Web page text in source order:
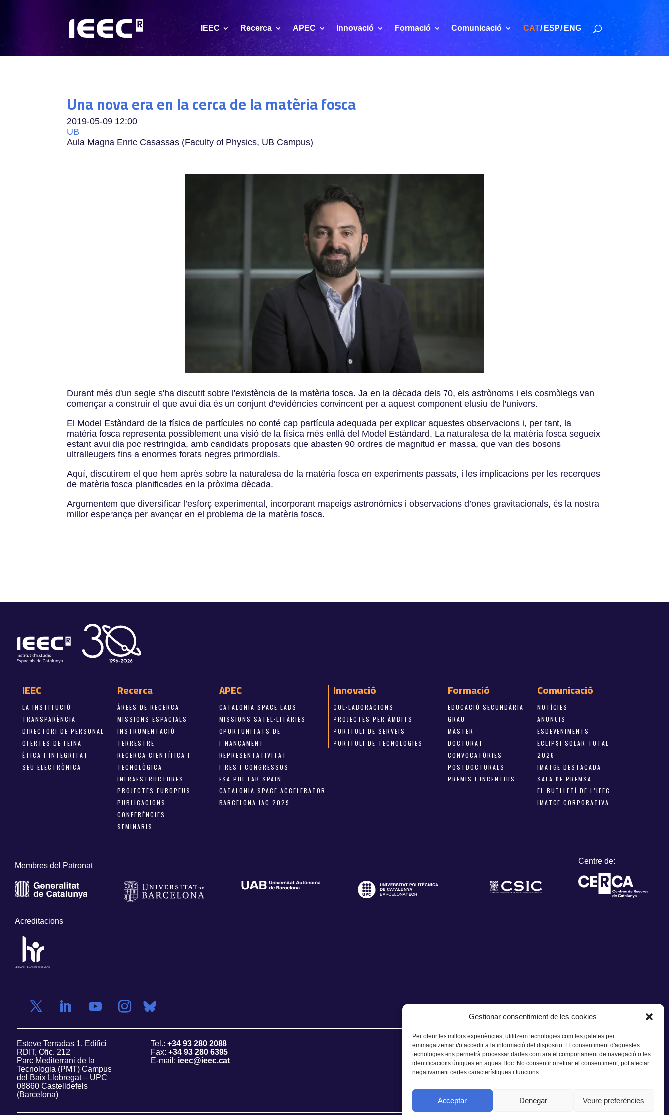
Gestionar consentimient de les cookies
Per oferir les millors experiències, utilitzem tecnologies com les galetes per
emmagatzemar i/o accedir a la informació del dispositiu. El consentiment d'aquestes
tecnologies ens permetrà processar dades com ara el comportament de navegació o les
identificacions úniques en aquest lloc. No consentir o retirar el consentiment, pot afectar
negativament certes característiques i funcions.
Acceptar Denegar Veure preferències
IEEC Recerca APEC Innovació Formació Comunicació CAT ESP ENG
Una nova era en la cerca de la matèria fosca
2019-05-09 12:00
UB
Aula Magna Enric Casassas (Faculty of Physics, UB Campus)
Durant més d'un segle s'ha discutit sobre l'existència de la matèria fosca. Ja en la dècada dels 70, els astrònoms i els cosmòlegs van
començar a construir el que avui dia és un conjunt d'evidències convincent per a aquest component elusiu de l'univers.
El Model Estàndard de la física de partícules no conté cap partícula adequada per explicar aquestes observacions i, per tant, la
matèria fosca representa possiblement una visió de la física més enllà del Model Estàndard. La naturalesa de la matèria fosca segueix
estant avui dia poc restringida, amb candidats proposats que abasten 90 ordres de magnitud en massa, que van des bosons
ultralleugers fins a enormes forats negres primordials.
Aquí, discutirem el que hem après sobre la naturalesa de la matèria fosca en experiments passats, i les implicacions per les recerques
de matèria fosca planificades en la pròxima dècada.
Argumentem que diversificar l’esforç experimental, incorporant mapeigs astronòmics i observacions d’ones gravitacionals, és la nostra
millor esperança per avançar en el problema de la matèria fosca.
IEEC
LA INSTITUCIÓ
TRANSPARÈNCIA
DIRECTORI DE PERSONAL
OFERTES DE FEINA
ÈTICA I INTEGRITAT
SEU ELECTRÒNICA
Recerca
ÀREES DE RECERCA
MISSIONS ESPACIALS
INSTRUMENTACIÓ
TERRESTRE
RECERCA CIENTÍFICA I
TECNOLÒGICA
INFRAESTRUCTURES
PROJECTES EUROPEUS
PUBLICACIONS
CONFERÈNCIES
SEMINARIS
APEC
CATALONIA SPACE LABS
MISSIONS SATEL·LITÀRIES
OPORTUNITATS DE
FINANÇAMENT
REPRESENTATIVITAT
FIRES I CONGRESSOS
ESA PHI-LAB SPAIN
CATALONIA SPACE ACCELERATOR
BARCELONA IAC 2029
Innovació
COL·LABORACIONS
PROJECTES PER ÀMBITS
PORTFOLI DE SERVEIS
PORTFOLI DE TECNOLOGIES
Formació
EDUCACIÓ SECUNDÀRIA
GRAU
MÀSTER
DOCTORAT
CONVOCATÒRIES
POSTDOCTORALS
PREMIS I INCENTIUS
Comunicació
NOTÍCIES
ANUNCIS
ESDEVENIMENTS
ECLIPSI SOLAR TOTAL
2026
IMATGE DESTACADA
SALA DE PREMSA
EL BUTLLETÍ DE L’IEEC
IMATGE CORPORATIVA
Membres del Patronat
Centre de:
Acreditacions
Esteve Terradas 1, Edifici
RDIT, Ofic. 212
Parc Mediterrani de la
Tecnologia (PMT) Campus
del Baix Llobregat – UPC
08860 Castelldefels
(Barcelona)
Tel.: +34 93 280 2088
Fax: +34 93 280 6395
E-mail: ieec@ieec.cat
CONTACTE